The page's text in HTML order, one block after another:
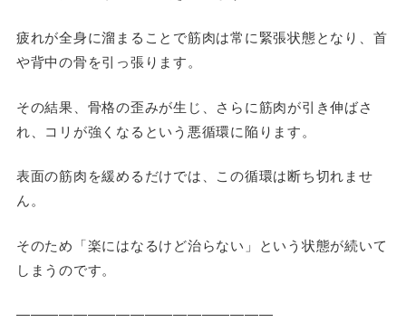
疲れが全身に溜まることで筋肉は常に緊張状態となり、首
や背中の骨を引っ張ります。
その結果、骨格の歪みが生じ、さらに筋肉が引き伸ばさ
れ、コリが強くなるという悪循環に陥ります。
表面の筋肉を緩めるだけでは、この循環は断ち切れませ
ん。
そのため「楽にはなるけど治らない」という状態が続いて
しまうのです。
――――――――――――――――――